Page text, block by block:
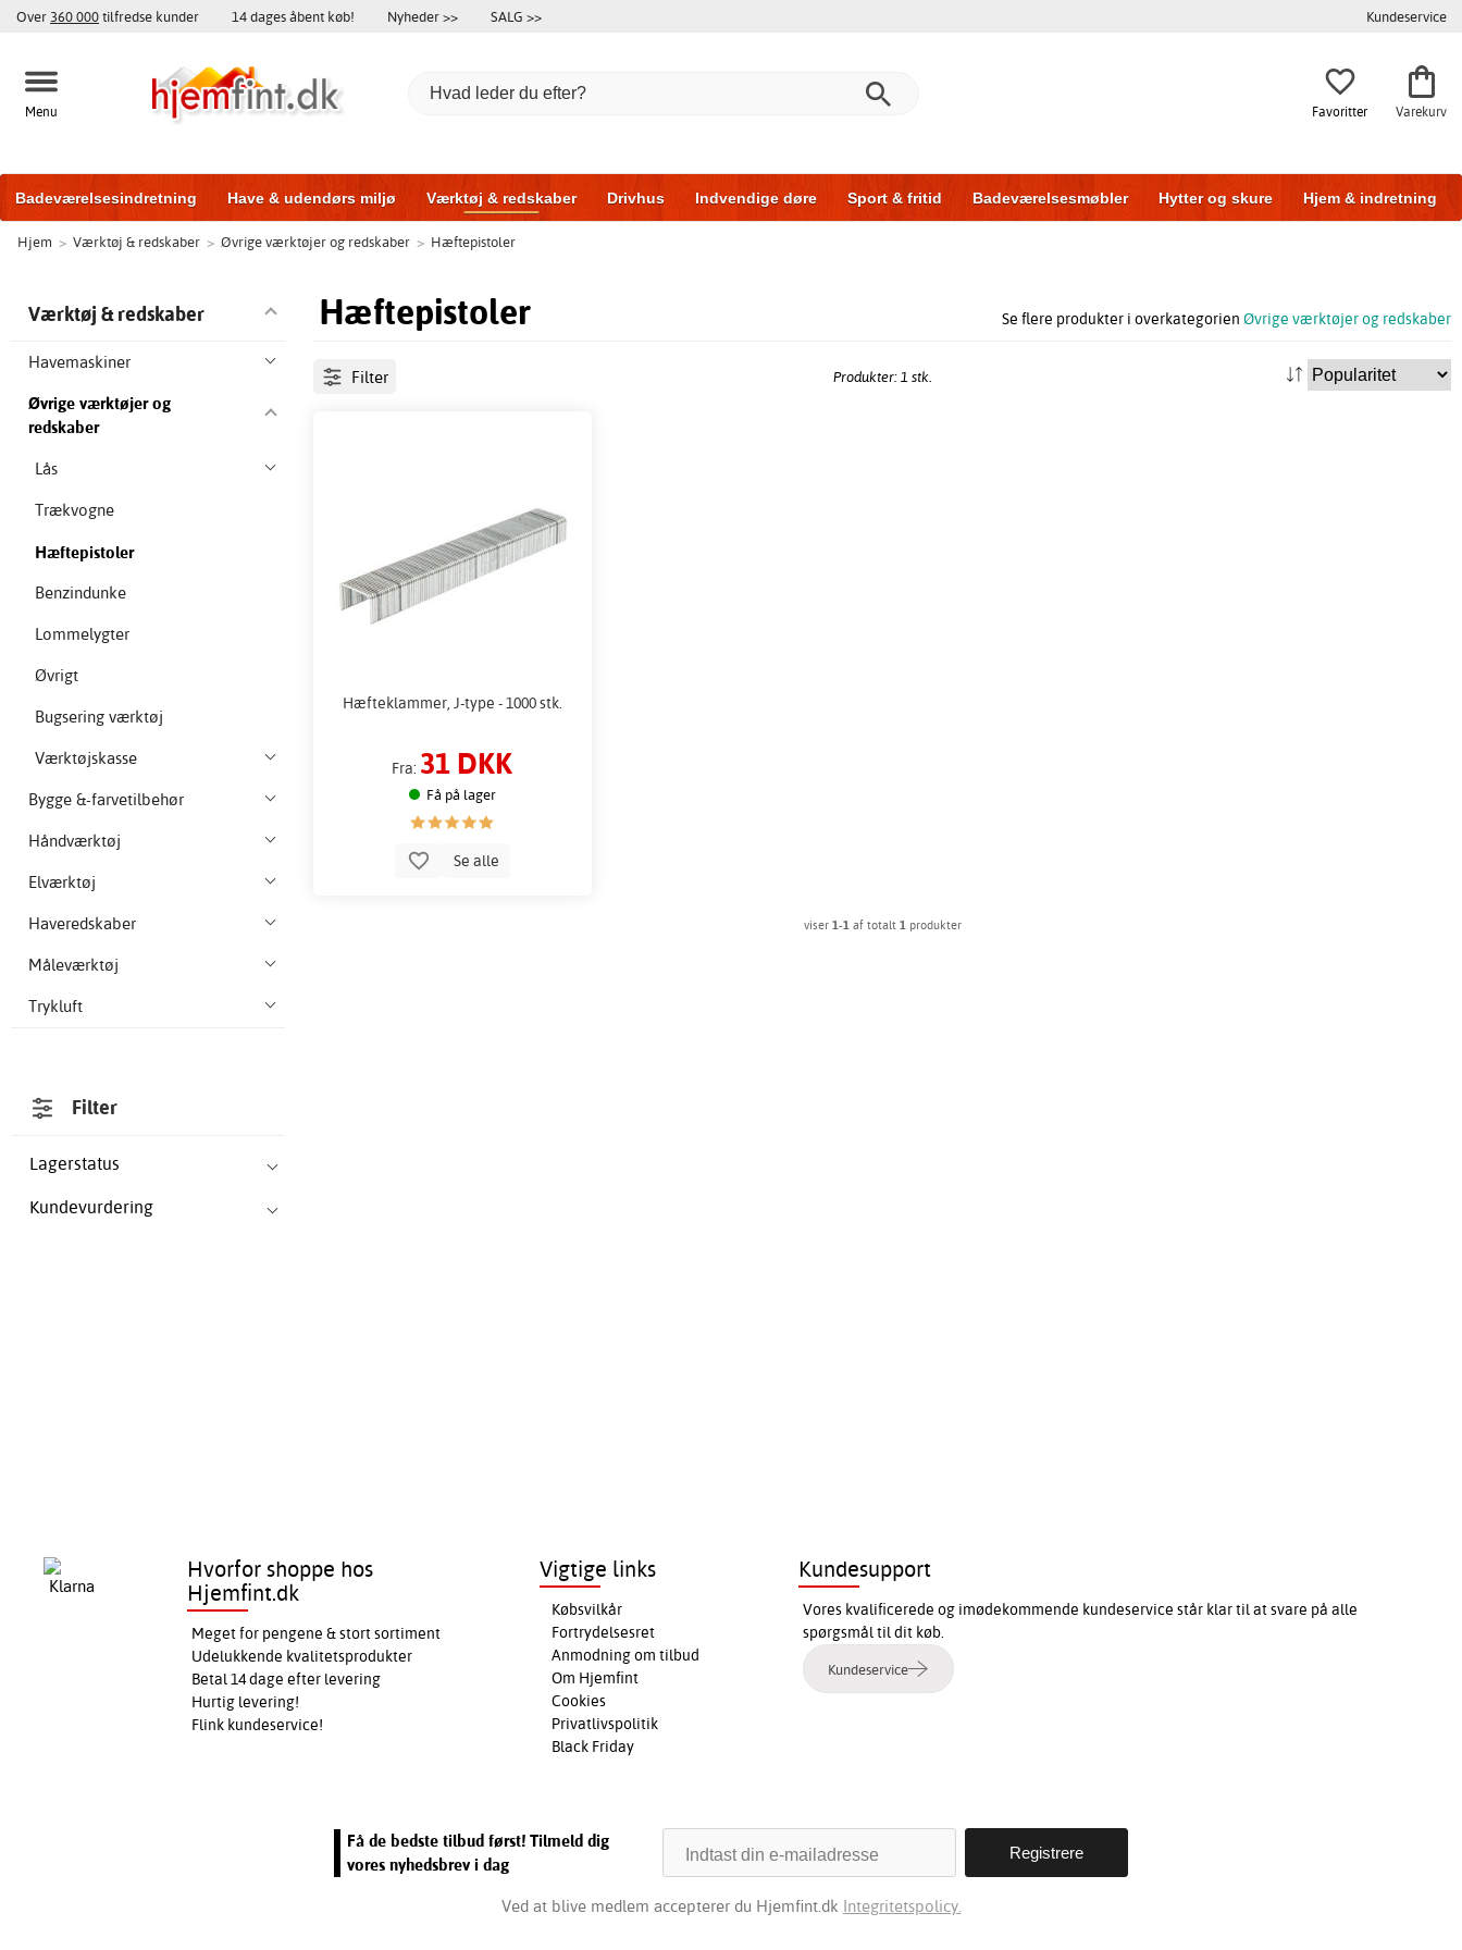
Over 360 000tilfredse kunder 14 dages åbent køb! Nyheder >> SALG >> Kundeservice
Menu Favoritter Varekurv
Badeværelsesindretning Have & udendørs miljø Værktøj & redskaber Drivhus Indvendige døre Sport & fritid Badeværelsesmøbler Hytter og skure Hjem & indretning
Træningsudstyr Yderdøre Vinduer Garageporte Bil & garage
Hjem > Værktøj & redskaber > Øvrige værktøjer og redskaber > Hæftepistoler
Hæftepistoler Se flere produkter i overkategorien Øvrige værktøjer og redskaber
Værktøj & redskaber
Havemaskiner
Øvrige værktøjer og
redskaber
Lås
Trækvogne
Hæftepistoler
Benzindunke
Lommelygter
Øvrigt
Bugsering værktøj
Værktøjskasse
Bygge &-farvetilbehør
Håndværktøj
Elværktøj
Haveredskaber
Måleværktøj
Trykluft
Filter
Lagerstatus
Kundevurdering
Filter Produkter: 1 stk.
Hæfteklammer, J-type - 1000 stk.
Fra: 31 DKK
Få på lager
Se alle
viser 1-1af totalt 1produkter
Hvorfor shoppe hos
Hjemfint.dk
Meget for pengene & stort sortiment
Udelukkende kvalitetsprodukter
Betal 14 dage efter levering
Hurtig levering!
Flink kundeservice!
Vigtige links
Købsvilkår
Fortrydelsesret
Anmodning om tilbud
Om Hjemfint
Cookies
Privatlivspolitik
Black Friday
Kundesupport
Vores kvalificerede og imødekommende kundeservice står klar til at svare på alle
spørgsmål til dit køb.
Kundeservice
Få de bedste tilbud først! Tilmeld dig
vores nyhedsbrev i dag
Ved at blive medlem accepterer du Hjemfint.dk Integritetspolicy.